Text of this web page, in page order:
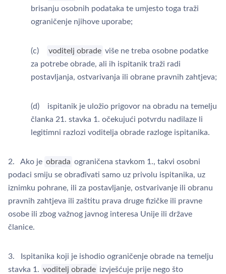
brisanju osobnih podataka te umjesto toga traži
ograničenje njihove uporabe;
(c) voditelj obrade više ne treba osobne podatke
za potrebe obrade, ali ih ispitanik traži radi
postavljanja, ostvarivanja ili obrane pravnih zahtjeva;
(d) ispitanik je uložio prigovor na obradu na temelju
članka 21. stavka 1. očekujući potvrdu nadilaze li
legitimni razlozi voditelja obrade razloge ispitanika.
2. Ako je obrada ograničena stavkom 1., takvi osobni
podaci smiju se obrađivati samo uz privolu ispitanika, uz
iznimku pohrane, ili za postavljanje, ostvarivanje ili obranu
pravnih zahtjeva ili zaštitu prava druge fizičke ili pravne
osobe ili zbog važnog javnog interesa Unije ili države
članice.
3. Ispitanika koji je ishodio ograničenje obrade na temelju
stavka 1. voditelj obrade izvješćuje prije nego što